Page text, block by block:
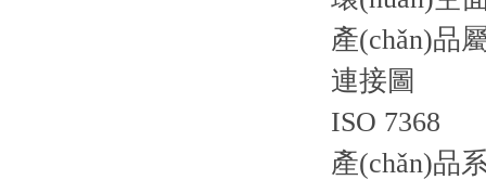
產(chǎn)品
連接圖
ISO 7368
產(chǎn)品